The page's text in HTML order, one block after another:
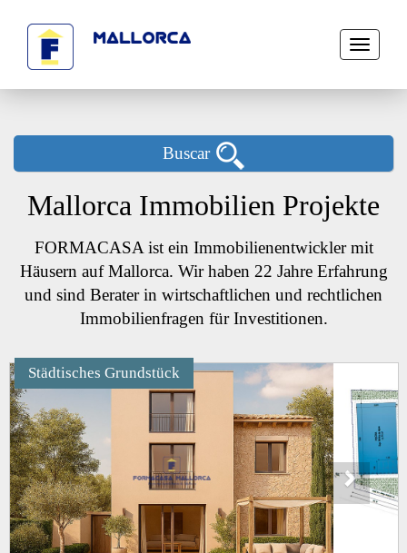
Toggle
Buscar
Mallorca Immobilien Projekte
FORMACASA ist ein Immobilienentwickler mit
Häusern auf Mallorca. Wir haben 22 Jahre Erfahrung
und sind Berater in wirtschaftlichen und rechtlichen
Immobilienfragen für Investitionen.
Städtisches Grundstück